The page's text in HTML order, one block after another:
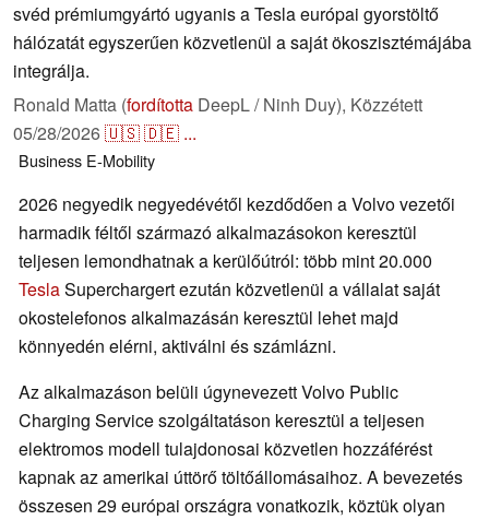
svéd prémiumgyártó ugyanis a Tesla európai gyorstöltő
hálózatát egyszerűen közvetlenül a saját ökoszisztémájába
integrálja.
Ronald Matta (fordította DeepL / Ninh Duy), Közzétett
05/28/2026🇺🇸🇩🇪 ...
Business E-Mobility
2026 negyedik negyedévétől kezdődően a Volvo vezetői
harmadik féltől származó alkalmazásokon keresztül
teljesen lemondhatnak a kerülőútról: több mint 20.000
TeslaSuperchargert ezután közvetlenül a vállalat saját
okostelefonos alkalmazásán keresztül lehet majd
könnyedén elérni, aktiválni és számlázni.
Az alkalmazáson belüli úgynevezett Volvo Public
Charging Service szolgáltatáson keresztül a teljesen
elektromos modell tulajdonosai közvetlen hozzáférést
kapnak az amerikai úttörő töltőállomásaihoz. A bevezetés
összesen 29 európai országra vonatkozik, köztük olyan